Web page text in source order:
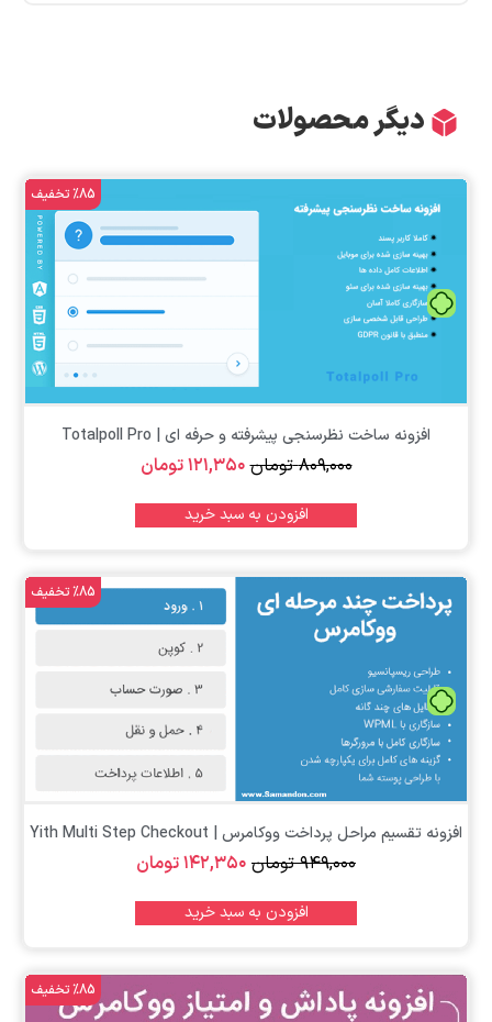
دیگر محصولات
%85 تخفیف
افزونه ساخت نظرسنجی پیشرفته و حرفه ای | Totalpoll Pro
۸۰۹,۰۰۰ تومان۱۲۱,۳۵۰تومان
افزودن به سبد خرید
%85 تخفیف
افزونه تقسیم مراحل پرداخت ووکامرس | Yith Multi Step Checkout
۹۴۹,۰۰۰ تومان ۱۴۲,۳۵۰تومان
افزودن به سبد خرید
%85 تخفیف